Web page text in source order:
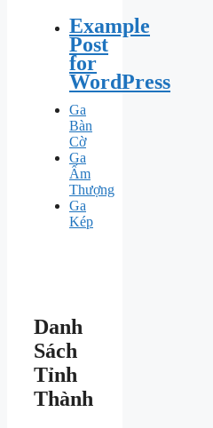
Example
Post
for
WordPress
Ga
Bàn
Cờ
Ga
Ấm
Thượng
Ga
Kép
Danh
Sách
Tỉnh
Thành